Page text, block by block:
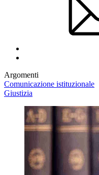
Argomenti
Comunicazione istituzionale
Giustizia